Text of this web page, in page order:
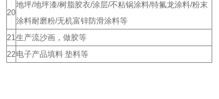
20
地坪/地坪漆/树脂胶衣/涂层/不粘锅涂料/特氟龙涂料/粉末
涂料耐磨粉/无机富锌防滑涂料等
21生产流沙画，做胶等
22电子产品填料 垫料等